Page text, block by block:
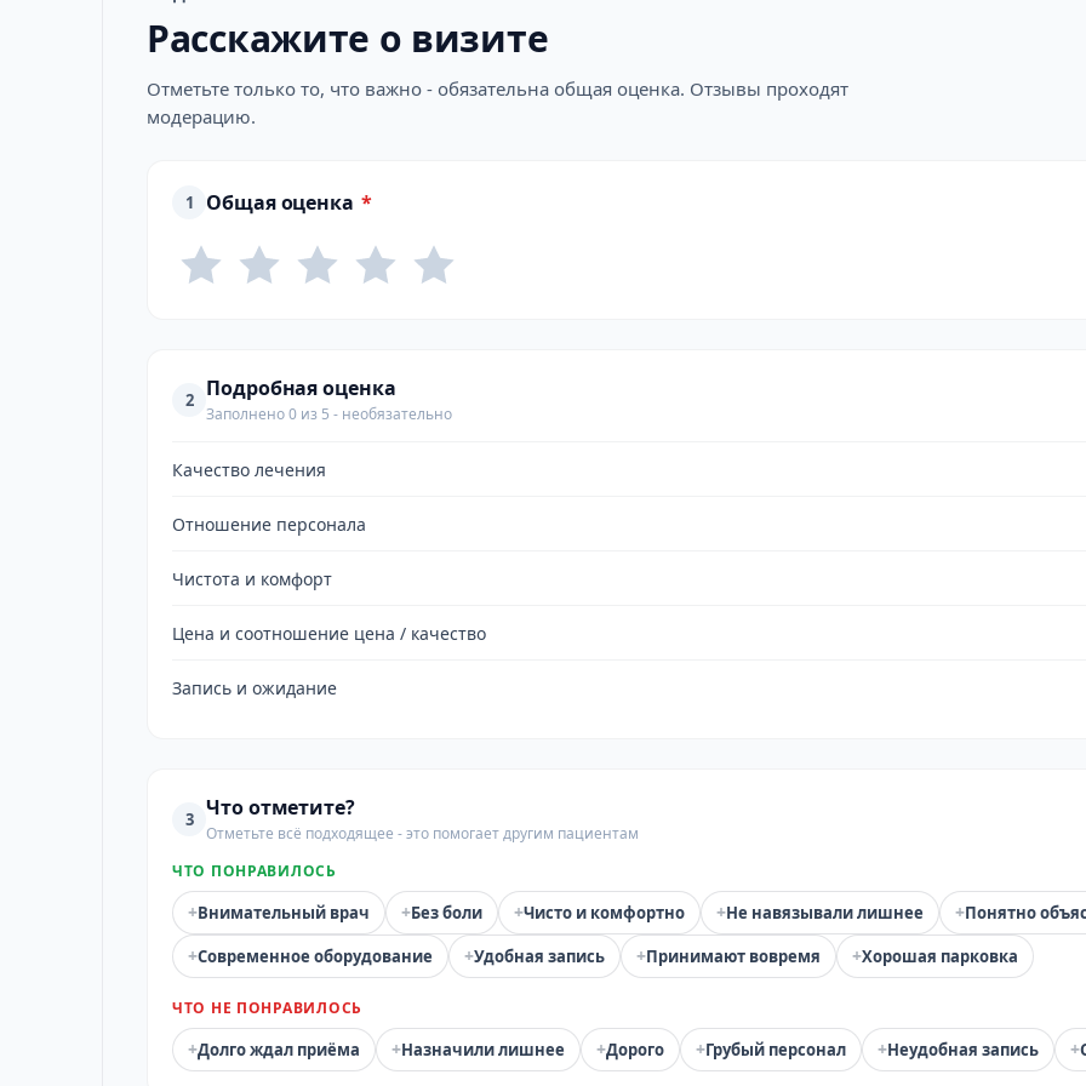
Расскажите о визите
Отметьте только то, что важно - обязательна общая оценка. Отзывы проходят
модерацию.
1 Общая оценка *
2 Подробная оценка
Заполнено 0 из 5 - необязательно
Качество лечения
Отношение персонала
Чистота и комфорт
Цена и соотношение цена / качество
Запись и ожидание
3 Что отметите?
Отметьте всё подходящее - это помогает другим пациентам
ЧТО ПОНРАВИЛОСЬ
+Внимательный врач +Без боли +Чисто и комфортно +Не навязывали лишнее +Понятно
+Современное оборудование +Удобная запись +Принимают вовремя +Хорошая парковка
ЧТО НЕ ПОНРАВИЛОСЬ
+Долго ждал приёма +Назначили лишнее +Дорого +Грубый персонал +Неудобная запись +